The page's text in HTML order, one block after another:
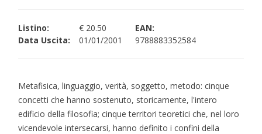
Listino:
€ 20.50
Data Uscita:
01/01/2001
EAN:
9788883352584
Metafisica, linguaggio, verità, soggetto, metodo: cinque
concetti che hanno sostenuto, storicamente, l'intero
edificio della filosofia; cinque territori teoretici che, nel loro
vicendevole intersecarsi, hanno definito i confini della